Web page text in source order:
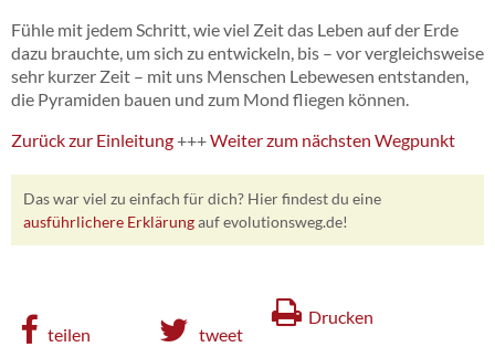
Fühle mit jedem Schritt, wie viel Zeit das Leben auf der Erde
dazu brauchte, um sich zu entwickeln, bis – vor vergleichsweise
sehr kurzer Zeit – mit uns Menschen Lebewesen entstanden,
die Pyramiden bauen und zum Mond fliegen können.
Zurück zur Einleitung+++Weiter zum nächsten Wegpunkt
Das war viel zu einfach für dich? Hier findest du eine
ausführlichere Erklärungauf evolutionsweg.de!
Drucken
teilen
tweet